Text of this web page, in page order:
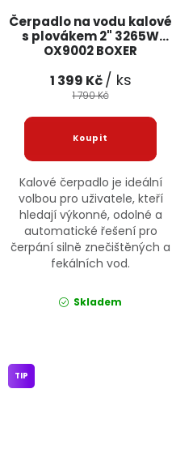
Čerpadlo na vodu kalové
s plovákem 2" 3265W
OX9002 BOXER
1 399 Kč/ ks
1 790 Kč
Kalové čerpadlo je ideální
volbou pro uživatele, kteří
hledají výkonné, odolné a
automatické řešení pro
čerpání silně znečištěných a
fekálních vod.
Skladem
TIP